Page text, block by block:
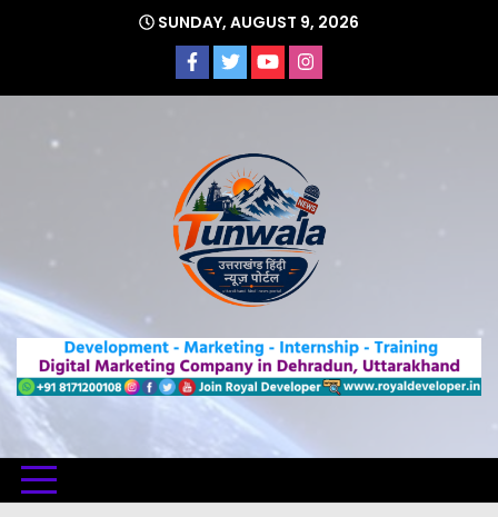
SUNDAY, AUGUST 9, 2026
Uttarakhand Hindi News Portal